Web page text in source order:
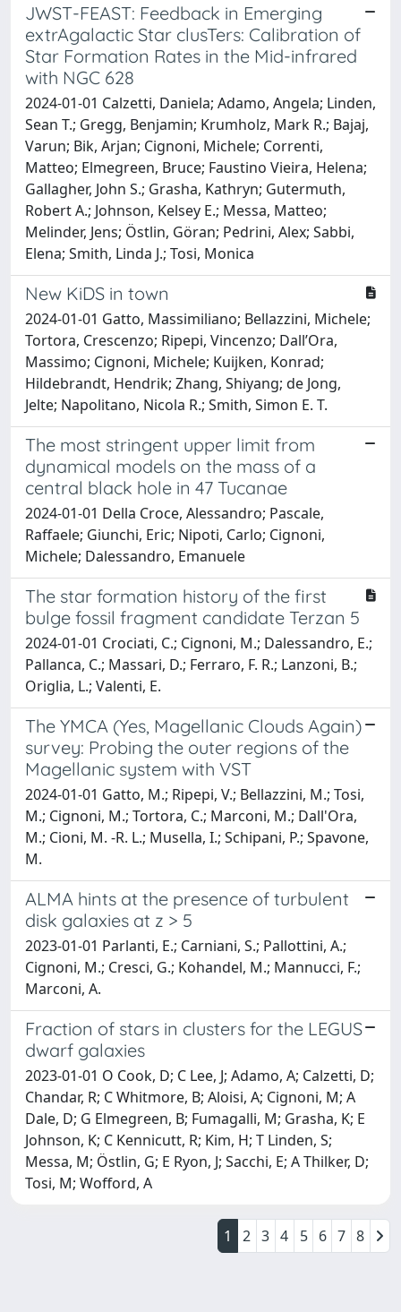
JWST-FEAST: Feedback in Emerging
extrAgalactic Star clusTers: Calibration of
Star Formation Rates in the Mid-infrared
with NGC 628
2024-01-01 Calzetti, Daniela; Adamo, Angela; Linden,
Sean T.; Gregg, Benjamin; Krumholz, Mark R.; Bajaj,
Varun; Bik, Arjan; Cignoni, Michele; Correnti,
Matteo; Elmegreen, Bruce; Faustino Vieira, Helena;
Gallagher, John S.; Grasha, Kathryn; Gutermuth,
Robert A.; Johnson, Kelsey E.; Messa, Matteo;
Melinder, Jens; Östlin, Göran; Pedrini, Alex; Sabbi,
Elena; Smith, Linda J.; Tosi, Monica
New KiDS in town
2024-01-01 Gatto, Massimiliano; Bellazzini, Michele;
Tortora, Crescenzo; Ripepi, Vincenzo; Dall’Ora,
Massimo; Cignoni, Michele; Kuijken, Konrad;
Hildebrandt, Hendrik; Zhang, Shiyang; de Jong,
Jelte; Napolitano, Nicola R.; Smith, Simon E. T.
The most stringent upper limit from
dynamical models on the mass of a
central black hole in 47 Tucanae
2024-01-01 Della Croce, Alessandro; Pascale,
Raffaele; Giunchi, Eric; Nipoti, Carlo; Cignoni,
Michele; Dalessandro, Emanuele
The star formation history of the first
bulge fossil fragment candidate Terzan 5
2024-01-01 Crociati, C.; Cignoni, M.; Dalessandro, E.;
Pallanca, C.; Massari, D.; Ferraro, F. R.; Lanzoni, B.;
Origlia, L.; Valenti, E.
The YMCA (Yes, Magellanic Clouds Again)
survey: Probing the outer regions of the
Magellanic system with VST
2024-01-01 Gatto, M.; Ripepi, V.; Bellazzini, M.; Tosi,
M.; Cignoni, M.; Tortora, C.; Marconi, M.; Dall'Ora,
M.; Cioni, M. -R. L.; Musella, I.; Schipani, P.; Spavone,
M.
ALMA hints at the presence of turbulent
disk galaxies at z > 5
2023-01-01 Parlanti, E.; Carniani, S.; Pallottini, A.;
Cignoni, M.; Cresci, G.; Kohandel, M.; Mannucci, F.;
Marconi, A.
Fraction of stars in clusters for the LEGUS
dwarf galaxies
2023-01-01 O Cook, D; C Lee, J; Adamo, A; Calzetti, D;
Chandar, R; C Whitmore, B; Aloisi, A; Cignoni, M; A
Dale, D; G Elmegreen, B; Fumagalli, M; Grasha, K; E
Johnson, K; C Kennicutt, R; Kim, H; T Linden, S;
Messa, M; Östlin, G; E Ryon, J; Sacchi, E; A Thilker, D;
Tosi, M; Wofford, A
1 2 3 4 5 6 7 8